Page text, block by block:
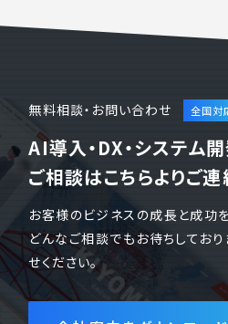
無料相談・お問い合わせ
AI導入・DX・システム
ご相談はこちらよりご連
お客様のビジネスの成長と成功
どんなご相談でもお待ちしてお
せください。